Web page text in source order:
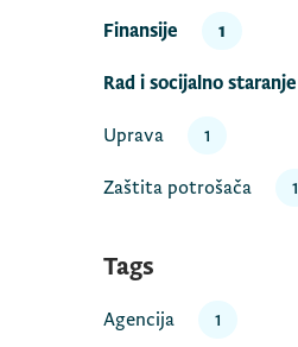
Finansije 1
Rad i socijalno staranje
Uprava 1
Zaštita potrošača 1
Tags
Agencija 1